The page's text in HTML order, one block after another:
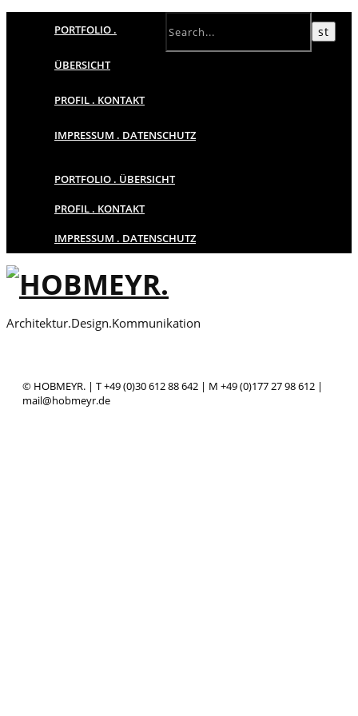
PORTFOLIO .
ÜBERSICHT
PROFIL . KONTAKT
IMPRESSUM . DATENSCHUTZ
PORTFOLIO . ÜBERSICHT
PROFIL . KONTAKT
IMPRESSUM . DATENSCHUTZ
Architektur.Design.Kommunikation
© HOBMEYR. | T +49 (0)30 612 88 642 | M +49 (0)177 27 98 612 |
mail@hobmeyr.de